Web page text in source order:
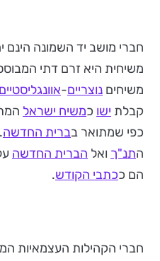
חברי מושב יד השמונה הינם
משיחית היא זרם דתי
משיחים נוצריים-אוונגליסטיים
קבלת ישו כמשיח ישראל
כפי שמתואר בברית החדשה
התנ"ך ואל הברית החדשה
הם ככתבי הקודש.
חברי הקהילות העצמאיות